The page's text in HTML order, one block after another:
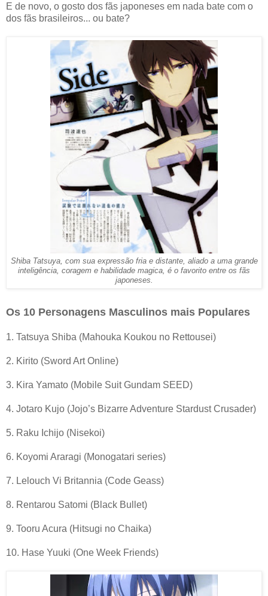
E de novo, o gosto dos fãs japoneses em nada bate com o
dos fãs brasileiros... ou bate?
Shiba Tatsuya, com sua expressão fria e distante, aliado a uma grande
inteligência, coragem e habilidade magica, é o favorito entre os fãs
japoneses.
Os 10 Personagens Masculinos mais Populares
1. Tatsuya Shiba (Mahouka Koukou no Rettousei)
2. Kirito (Sword Art Online)
3. Kira Yamato (Mobile Suit Gundam SEED)
4. Jotaro Kujo (Jojo’s Bizarre Adventure Stardust Crusader)
5. Raku Ichijo (Nisekoi)
6. Koyomi Araragi (Monogatari series)
7. Lelouch Vi Britannia (Code Geass)
8. Rentarou Satomi (Black Bullet)
9. Tooru Acura (Hitsugi no Chaika)
10. Hase Yuuki (One Week Friends)